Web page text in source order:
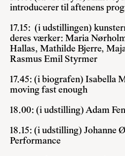
introducerer til aftenens
17.15: (i udstillingen)
deres værker: Maria
Hallas, Mathilde Bjerre,
Rasmus Emil Styrmer
17.45: (i biografen) Isabella
moving fast enough
18.00: (i udstilling) Adam
18.15: (i udstilling) Johanne
Performance